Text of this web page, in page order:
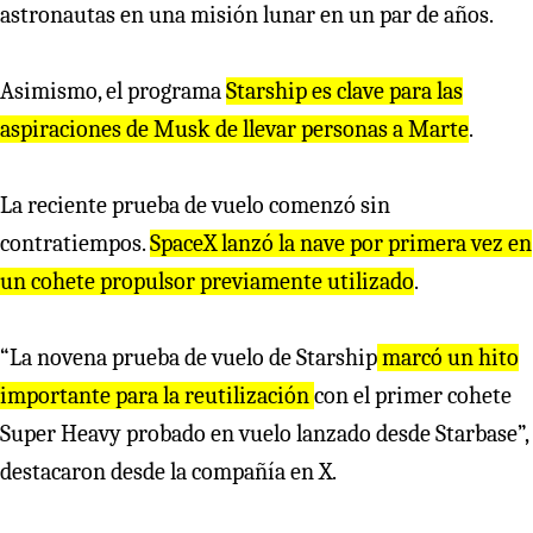
astronautas en una misión lunar en un par de años.
Asimismo, el programaStarship es clave para las
aspiraciones de Musk de llevar personas a Marte.
La reciente prueba de vuelo comenzó sin
contratiempos.SpaceX lanzó la nave por primera vez en
un cohete propulsor previamente utilizado.
“La novena prueba de vuelo de Starshipmarcó un hito
importante para la reutilizacióncon el primer cohete
Super Heavy probado en vuelo lanzado desde Starbase”,
destacaron desde la compañía en X.